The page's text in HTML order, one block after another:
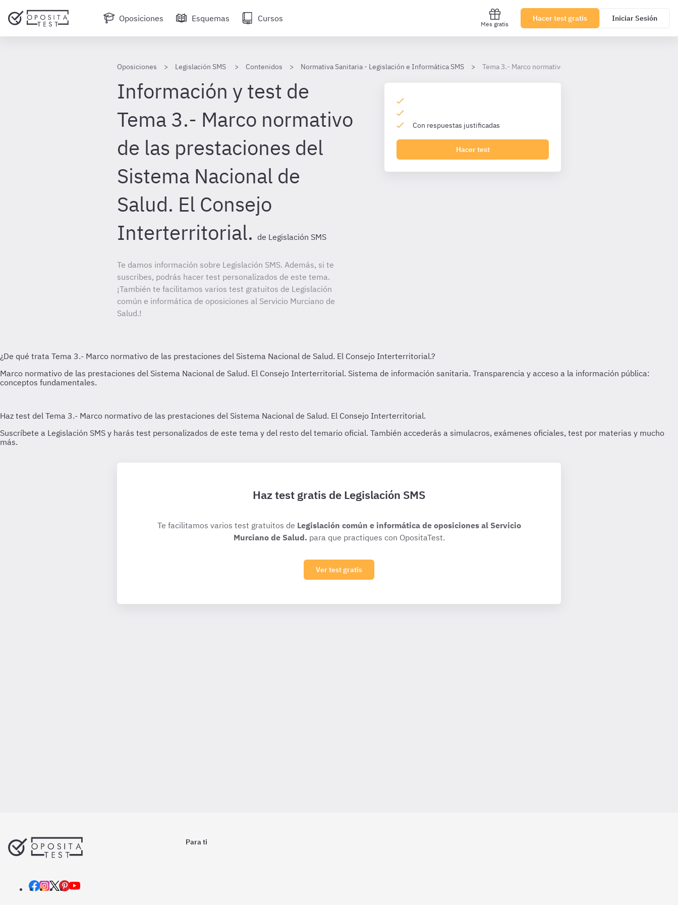
Oposiciones Esquemas Cursos
Mes gratis
Hacer test gratis Iniciar Sesión
Oposiciones Legislación SMS Contenidos Normativa Sanitaria - Legislación e Informática SMS Tema 3.- Marco normativo de las prestaciones del Sistema
Información y test de
Tema 3.- Marco normativo
de las prestaciones del
Sistema Nacional de
Salud. El Consejo
Interterritorial. de Legislación SMS
Te damos información sobre Legislación SMS. Además, si te
suscribes, podrás hacer test personalizados de este tema.
¡También te facilitamos varios test gratuitos de Legislación
común e informática de oposiciones al Servicio Murciano de
Salud.!
Con respuestas justificadas
Hacer test
Haz test gratis de Legislación SMS
Te facilitamos varios test gratuitos de Legislación común e informática de oposiciones al Servicio
Murciano de Salud. para que practiques con OpositaTest.
Ver test gratis
Para ti